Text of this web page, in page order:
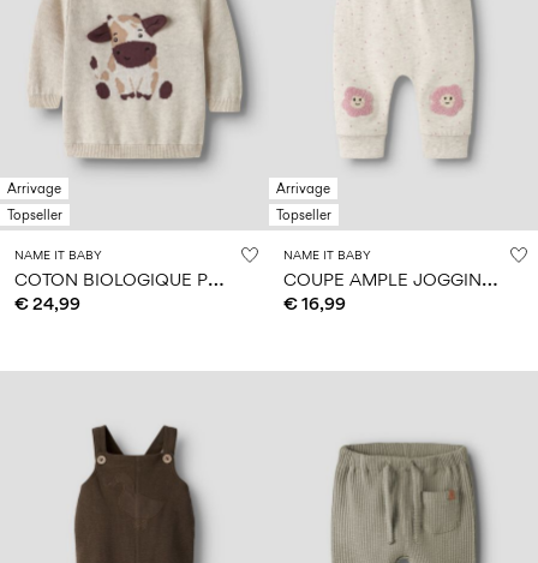
Arrivage
Topseller
NAME IT BABY
C
OTON BIOLOGIQUE PULL EN MAILLE
€ 24,99
Arrivage
Topseller
NAME IT BABY
C
OUPE AMPLE JOGGING EN MOLLETON
€ 16,99